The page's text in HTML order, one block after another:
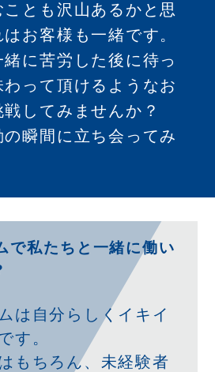
とも沢山あるかと思
お客様も一緒です。
に苦労した後に待っ
って頂けるようなお
してみませんか？
瞬間に立ち会ってみ
で私たちと一緒に働い
は自分らしくイキイ
す。
もちろん、未経験者